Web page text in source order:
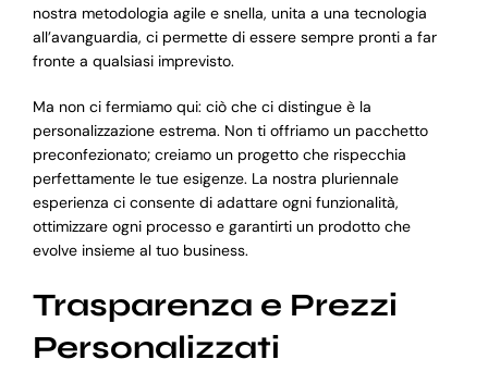
nostra metodologia agile e snella, unita a una tecnologia
all’avanguardia, ci permette di essere sempre pronti a far
fronte a qualsiasi imprevisto.
Ma non ci fermiamo qui: ciò che ci distingue è la
personalizzazione estrema. Non ti offriamo un pacchetto
preconfezionato; creiamo un progetto che rispecchia
perfettamente le tue esigenze. La nostra pluriennale
esperienza ci consente di adattare ogni funzionalità,
ottimizzare ogni processo e garantirti un prodotto che
evolve insieme al tuo business.
Trasparenza e Prezzi
Personalizzati